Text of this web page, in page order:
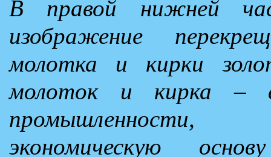
В правой нижней
изображение
молотка и кирки
молоток и кирка –
промышленности,
экономическую